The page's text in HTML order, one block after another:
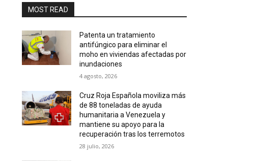
MOST READ
Patenta un tratamiento
antifúngico para eliminar el
moho en viviendas afectadas por
inundaciones
4 agosto, 2026
Cruz Roja Española moviliza más
de 88 toneladas de ayuda
humanitaria a Venezuela y
mantiene su apoyo para la
recuperación tras los terremotos
28 julio, 2026